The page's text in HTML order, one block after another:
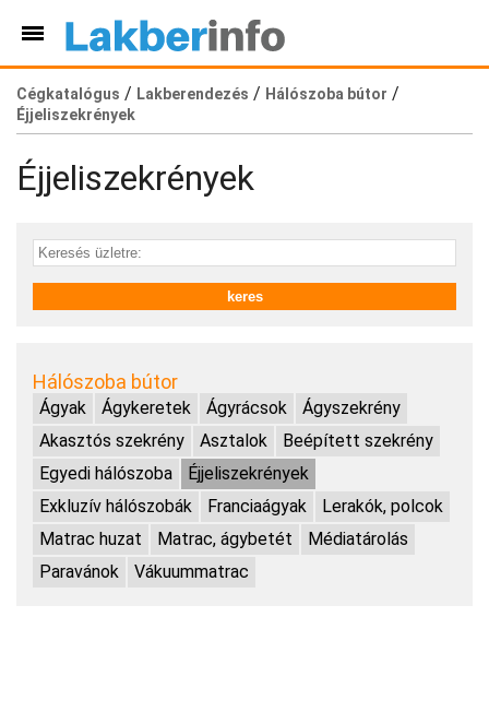
Cégkatalógus / Lakberendezés / Hálószoba bútor /
Éjjeliszekrények
Éjjeliszekrények
Hálószoba bútor
Ágyak Ágykeretek Ágyrácsok
Ágyszekrény
Akasztós szekrény
Asztalok
Beépített szekrény
Egyedi hálószoba
Éjjeliszekrények
Exkluzív hálószobák
Franciaágyak
Lerakók, polcok
Matrac huzat
Matrac, ágybetét
Médiatárolás
Paravánok
Vákuummatrac